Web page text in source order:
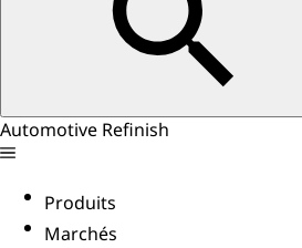
Automotive Refinish
Produits
Marchés